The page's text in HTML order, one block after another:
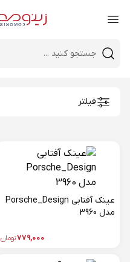
Mobile header search
فیلتر
عینک آفتابی Porsche_Design
مدل 3960
779,000تومان